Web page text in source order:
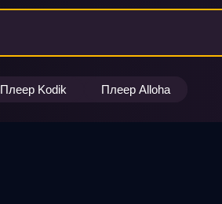
Плеер Kodik Плеер Alloha